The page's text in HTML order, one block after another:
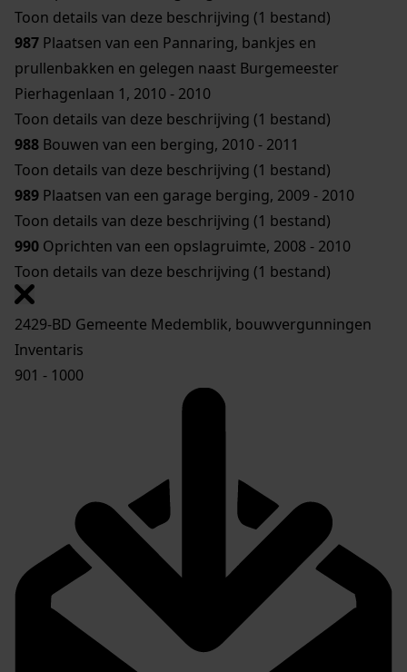
Toon details van deze beschrijving (1 bestand)
987 Plaatsen van een Pannaring, bankjes en
prullenbakken en gelegen naast Burgemeester
Pierhagenlaan 1, 2010 - 2010
Toon details van deze beschrijving (1 bestand)
988 Bouwen van een berging, 2010 - 2011
Toon details van deze beschrijving (1 bestand)
989 Plaatsen van een garage berging, 2009 - 2010
Toon details van deze beschrijving (1 bestand)
990 Oprichten van een opslagruimte, 2008 - 2010
Toon details van deze beschrijving (1 bestand)
2429-BD Gemeente Medemblik, bouwvergunningen
Inventaris
901 - 1000